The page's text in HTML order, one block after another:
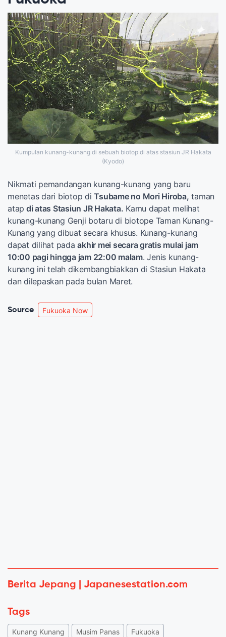
Kumpulan kunang-kunang di sebuah biotop di atas stasiun JR Hakata
(Kyodo)
Nikmati pemandangan kunang-kunang yang baru
menetas dari biotop diTsubame no Mori Hiroba, taman
atap di atas Stasiun JR Hakata. Kamu dapat melihat
kunang-kunang Genji botaru di biotope Taman Kunang-
Kunang yang dibuat secara khusus. Kunang-kunang
dapat dilihat padaakhir mei secara gratis mulai jam
10:00 pagi hingga jam 22:00 malam. Jenis kunang-
kunang ini telah dikembangbiakkan di Stasiun Hakata
dan dilepaskan pada bulan Maret.
Source Fukuoka Now
Berita Jepang | Japanesestation.com
Tags
Kunang Kunang Musim Panas Fukuoka